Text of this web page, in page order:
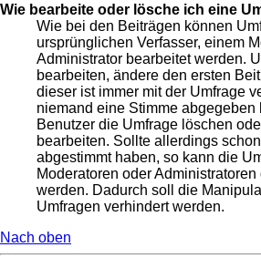
Wie bearbeite oder lösche ich eine
Wie bei den Beiträgen können
ursprünglichen Verfasser, einem
Administrator bearbeitet werden.
bearbeiten, ändere den ersten
dieser ist immer mit der Umfrage
niemand eine Stimme abgegeben
Benutzer die Umfrage löschen
bearbeiten. Sollte allerdings
abgestimmt haben, so kann die
Moderatoren oder
werden. Dadurch soll die
Umfragen verhindert werden.
Nach oben